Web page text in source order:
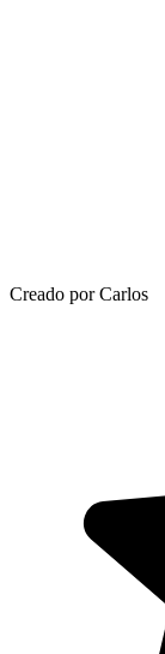
Creado por Carlos